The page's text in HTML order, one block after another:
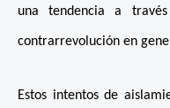
una tendencia a
contrarrevolución en
Estos intentos de